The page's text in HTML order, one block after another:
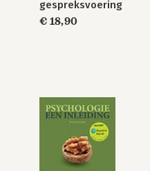
gespreksvoering
€ 18,90